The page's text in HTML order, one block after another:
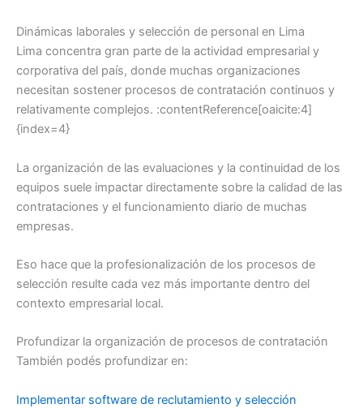
Dinámicas laborales y selección de personal en Lima
Lima concentra gran parte de la actividad empresarial y
corporativa del país, donde muchas organizaciones
necesitan sostener procesos de contratación continuos y
relativamente complejos. :contentReference[oaicite:4]
{index=4}
La organización de las evaluaciones y la continuidad de los
equipos suele impactar directamente sobre la calidad de las
contrataciones y el funcionamiento diario de muchas
empresas.
Eso hace que la profesionalización de los procesos de
selección resulte cada vez más importante dentro del
contexto empresarial local.
Profundizar la organización de procesos de contratación
También podés profundizar en:
Implementar software de reclutamiento y selección